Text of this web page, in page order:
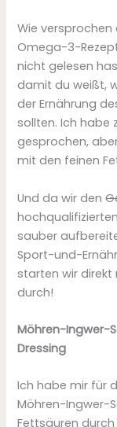
Wie
Omega-3-
nicht gelesen
damit du weißt,
der Ernährung
sollten. Ich habe
gesprochen,
mit den feinen
Und da wir den
sauber
Sport-und-
starten wir direkt
durch!
Möhren-Ingwer-
Dressing
Ich habe mir für
Möhren-Ingwer-
Fettsäuren